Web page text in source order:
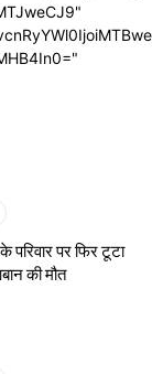
पर फिर टूटा
की मौत